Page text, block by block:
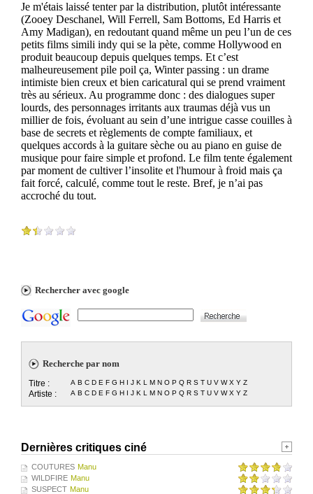
Je m'étais laissé tenter par la distribution, plutôt intéressante
(Zooey Deschanel, Will Ferrell, Sam Bottoms, Ed Harris et
Amy Madigan), en redoutant quand même un peu l’un de ces
petits films simili indy qui se la pète, comme Hollywood en
produit beaucoup depuis quelques temps. Et c’est
malheureusement pile poil ça, Winter passing : un drame
intimiste bien creux et bien caricatural qui se prend vraiment
très au sérieux. Au programme donc : des dialogues super
lourds, des personnages irritants aux traumas déjà vus un
millier de fois, évoluant au sein d’une intrigue casse couilles à
base de secrets et règlements de compte familiaux, et
quelques accords à la guitare sèche ou au piano en guise de
musique pour faire simple et profond. Le film tente également
par moment de cultiver l’insolite et l'humour à froid mais ça
fait forcé, calculé, comme tout le reste. Bref, je n’ai pas
accroché du tout.
Rechercher avec google
Recherche par nom
Titre : A B C D E F G H I J K L M N O P Q R S T U V W X Y Z
Artiste : A B C D E F G H I J K L M N O P Q R S T U V W X Y Z
Dernières critiques ciné
COUTURES Manu
WILDFIRE Manu
SUSPECT Manu